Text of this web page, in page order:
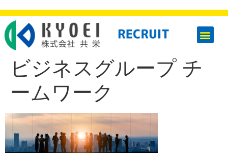
ビジネスグループ チ
ームワーク